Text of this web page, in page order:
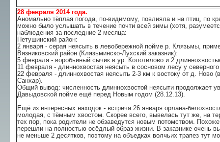
28 февраля 2014 года.
Аномально тёплая погода, по-видимому, повлияла и на птиц, по
можно было услышать в течение почти всей зимы (хотя,
наблюдения за последние 2 месяца:
Петушинский район:
2 января - серая неясыть в левобережной пойме р. Клязьмы,
Вязниковский район (Клязьминско-Лухский заказник):
5 февраля - воробьиный сычик в ур. Колотилово и 2
11 февраля - длиннохвостая неясыть в сосновом лесу у
22 февраля - длиннохвостая неясыть 2-3 км к востоку от д. Ново
Санхар).
Общий вывод: численность длиннохвостой неясыти продолжает
Давыдовской пойме ещё перед Новым годом (28.12.13).
Ещё из интересных находок - встреча 26 января орлана-
молодая, с тёмным хвостом. Скорее всего, вывелась тут же, на
тех пор, пока родители не обзаведутся новым потомством.
перешли на полностью осёдлый образ жизни. В заказнике очень
не меньше 2 десятков, поэтому на объедках волчьих трапез тут